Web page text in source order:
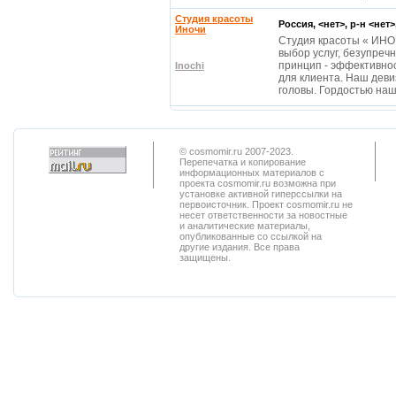
Студия красоты
Иночи
Россия, <нет>, р-н
Inochi
Студия красоты «
выбор услуг,
принцип -
для клиента. Наш
головы. Гордостью
© cosmomir.ru 2007-2023.
Перепечатка и копирование
информационных материалов с
проекта cosmomir.ru возможна при
установке активной гиперссылки на
первоисточник. Проект cosmomir.ru не
несет ответственности за новостные
и аналитические материалы,
опубликованные со ссылкой на
другие издания. Все права
защищены.